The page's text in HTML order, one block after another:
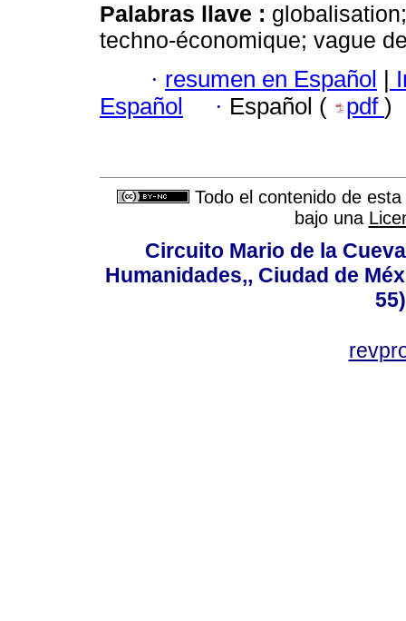
Palabras llave :
techno-économique; vague
· resumen en Español |
Español
· Español ( pdf )
Todo el contenido de
bajo una
Circuito Mario de la
Humanidades,, Ciudad de